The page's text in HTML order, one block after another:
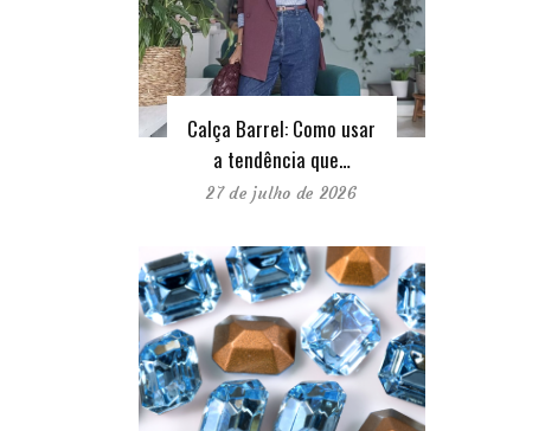
Calça Barrel: Como usar
a tendência que…
27 de julho de 2026